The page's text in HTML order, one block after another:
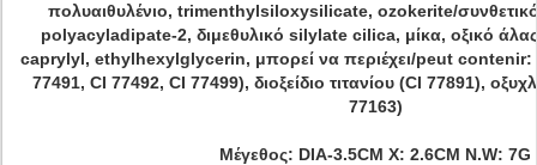
πολυαιθυλένιο, trimenthylsiloxysilicate, ozokerite/
polyacyladipate-2, διμεθυλικό silylate cilica, μίκα, οξικό
caprylyl, ethylhexylglycerin, μπορεί να περιέχει/peut contenir:
77491, CI 77492, CI 77499), διοξείδιο τιτανίου (CI 77891),
77163)
Μέγεθος: DIA-3.5CM Χ: 2.6CM N.W: 7G